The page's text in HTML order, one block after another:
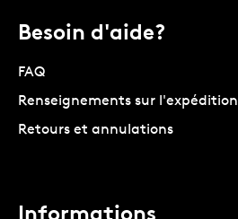
Besoin d'aide?
FAQ
Renseignements sur l'expédition
Retours et annulations
Informations